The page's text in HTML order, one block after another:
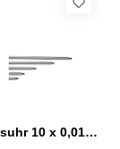
Digitale Messuhr 10 x 0,01 mm mit rundem Anschlag Ø 16 mm